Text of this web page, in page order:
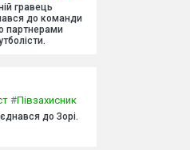
гравець
до команди
партнерами
#Півзахисник
до Зорі.